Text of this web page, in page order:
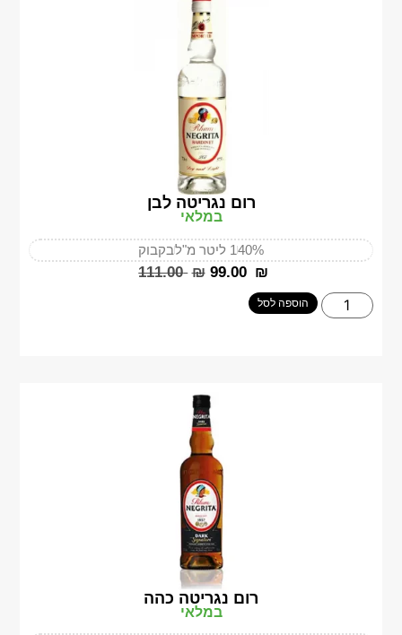
רום נגריטה לבן
במלאי
40%1 ליטר מ"ל בקבוק
‎111.00 ₪ ‎99.00 ₪
הוספה לסל
רום נגריטה כהה
במלאי